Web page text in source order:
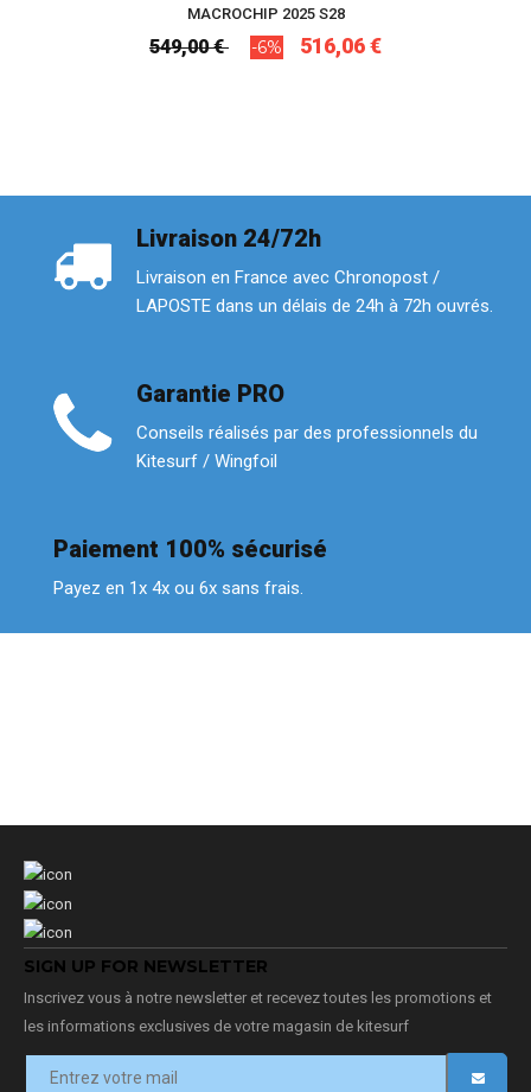
MACROCHIP 2025 S28
549,00 € -6% 516,06 €
Livraison 24/72h
Livraison en France avec Chronopost /
LAPOSTE dans un délais de 24h à 72h ouvrés.
Garantie PRO
Conseils réalisés par des professionnels du
Kitesurf / Wingfoil
Paiement 100% sécurisé
Payez en 1x 4x ou 6x sans frais.
SIGN UP FOR NEWSLETTER
Inscrivez vous à notre newsletter et recevez toutes les promotions et
les informations exclusives de votre magasin de kitesurf